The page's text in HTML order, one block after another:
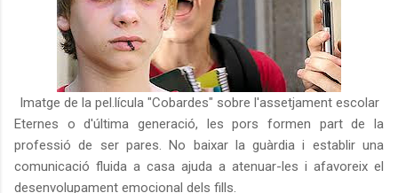
Imatge de la pel.lícula "Cobardes" sobre l'assetjament escolar
Eternes
o d'última generació, les pors formen part de la
professió de ser pares No baixar la guàrdia i establir una
comunicació fluida a casa ajuda a atenuar-les i afavoreix el
desenvolupament emocional dels fills.